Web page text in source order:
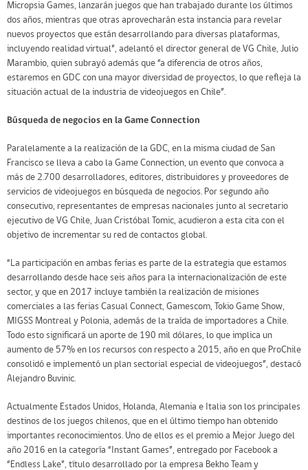
Micropsia Games, lanzarán juegos que han trabajado durante los últimos
dos años, mientras que otras aprovecharán esta instancia para revelar
nuevos proyectos que están desarrollando para diversas plataformas,
incluyendo realidad virtual”, adelantó el director general de VG Chile, Julio
Marambio, quien subrayó además que “a diferencia de otros años,
estaremos en GDC con una mayor diversidad de proyectos, lo que refleja la
situación actual de la industria de videojuegos en Chile”.
Búsqueda de negocios en la Game Connection
Paralelamente a la realización de la GDC, en la misma ciudad de San
Francisco se lleva a cabo la Game Connection, un evento que convoca a
más de 2.700 desarrolladores, editores, distribuidores y proveedores de
servicios de videojuegos en búsqueda de negocios. Por segundo año
consecutivo, representantes de empresas nacionales junto al secretario
ejecutivo de VG Chile, Juan Cristóbal Tomic, acudieron a esta cita con el
objetivo de incrementar su red de contactos global.
“La participación en ambas ferias es parte de la estrategia que estamos
desarrollando desde hace seis años para la internacionalización de este
sector, y que en 2017 incluye también la realización de misiones
comerciales a las ferias Casual Connect, Gamescom, Tokio Game Show,
MIGSS Montreal y Polonia, además de la traída de importadores a Chile.
Todo esto significará un aporte de 190 mil dólares, lo que implica un
aumento de 57% en los recursos con respecto a 2015, año en que ProChile
consolidó e implementó un plan sectorial especial de videojuegos”, destacó
Alejandro Buvinic.
Actualmente Estados Unidos, Holanda, Alemania e Italia son los principales
destinos de los juegos chilenos, que en el último tiempo han obtenido
importantes reconocimientos. Uno de ellos es el premio a Mejor Juego del
año 2016 en la categoría “Instant Games”, entregado por Facebook a
“Endless Lake”, título desarrollado por la empresa Bekho Team y